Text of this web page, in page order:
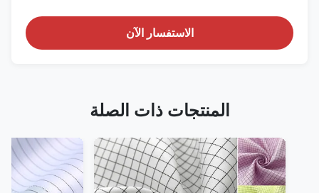
الاستفسار الآن
المنتجات ذات الصلة